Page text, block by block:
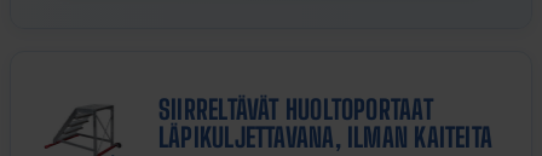
SIIRRELTÄVÄT HUOLTOPORTAAT
LÄPIKULJETTAVANA, ILMAN KAITEITA